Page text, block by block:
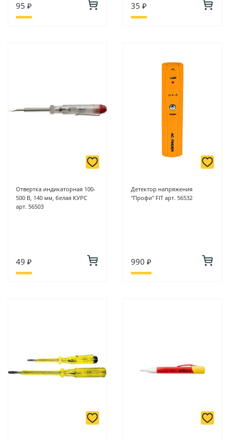
95 ₽ 35 ₽
Отвертка индикаторная 100-
500 В, 140 мм, белая КУРС
арт. 56503
49 ₽
Детектор напряжения
"Профи" FIT арт. 56532
990 ₽